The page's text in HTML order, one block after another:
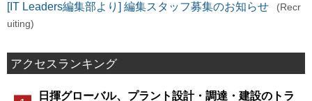
[IT Leaders編集部より] 編集スタッフ募集のお知らせ
(Recr
uiting)
アクセスランキング
日揮グローバル、プラント設計・調達・建設のトラ